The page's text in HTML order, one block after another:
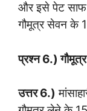
और इसे पेट साफ
गौमूत्र सेवन के 1
प्रश्न 6.)
उत्तर 6.)